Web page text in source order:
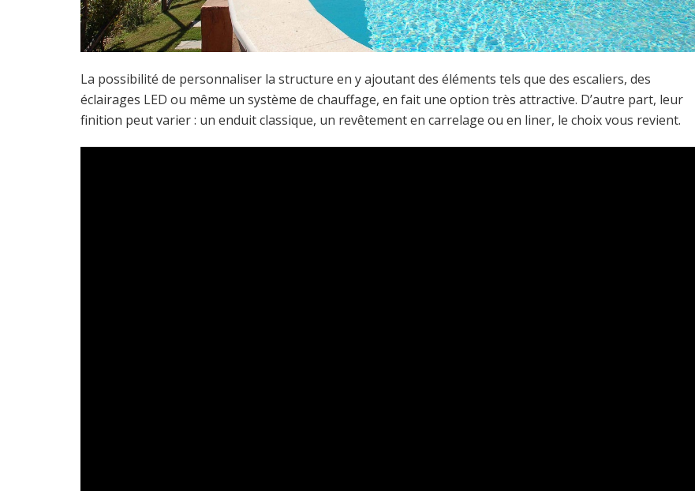
La possibilité de personnaliser la structure en y ajoutant des éléments tels que des escaliers, des
éclairages LED ou même un système de chauffage, en fait une option très attractive. D’autre part, leur
finition peut varier : un enduit classique, un revêtement en carrelage ou en liner, le choix vous revient.